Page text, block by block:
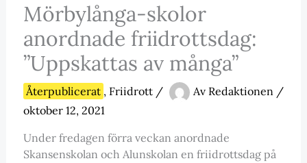
Mörbylånga-skolor
anordnade friidrottsdag:
”Uppskattas av många”
Återpublicerat , Friidrott/ Av Redaktionen /
oktober 12, 2021
Under fredagen förra veckan anordnade
Skansenskolan och Alunskolan en friidrottsdag på